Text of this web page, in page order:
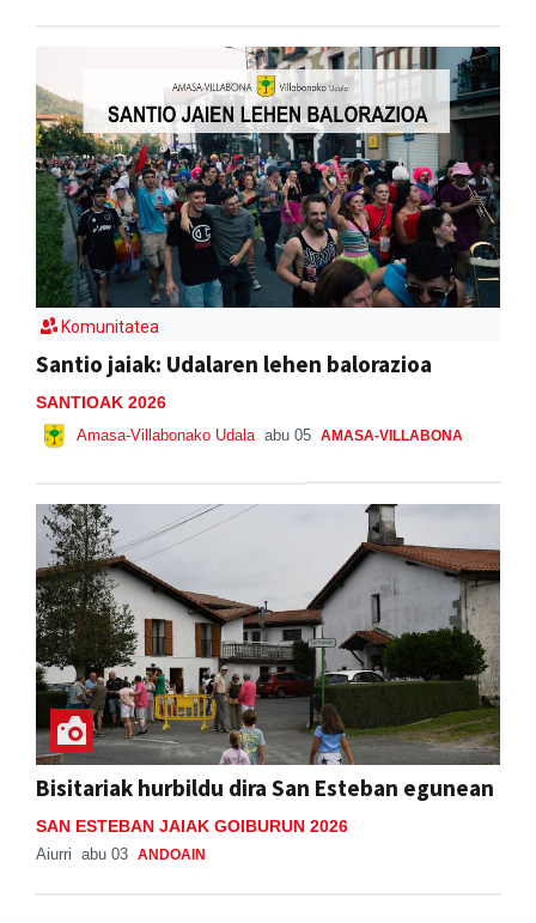
Komunitatea
Santio jaiak: Udalaren lehen balorazioa
SANTIOAK 2026
Amasa-Villabonako Udala abu 05 AMASA-VILLABONA
Bisitariak hurbildu dira San Esteban egunean
SAN ESTEBAN JAIAK GOIBURUN 2026
Aiurri abu 03 ANDOAIN